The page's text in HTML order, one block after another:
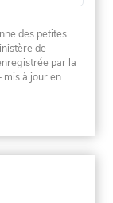
des petites
de
par la
à jour en